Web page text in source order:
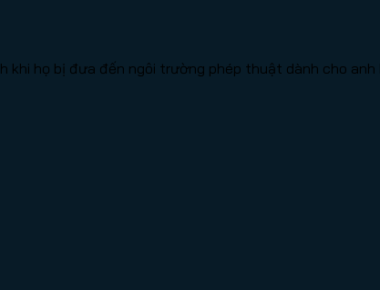
khi họ bị đưa đến ngôi trường phép thuật dành cho